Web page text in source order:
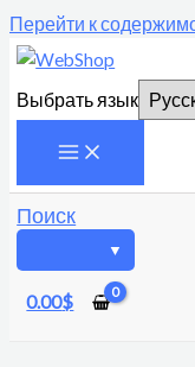
Перейти к
Выбрать язык
Поиск
0.00$